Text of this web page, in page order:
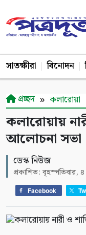
সাতক্ষীরা বিনোদন
প্রচ্ছদ কলারোয়া
কলারোয়ায়
আলোচনা সভা
ডেস্ক নিউজ
প্রকাশিত: বৃহস্পতিবার,
Facebook